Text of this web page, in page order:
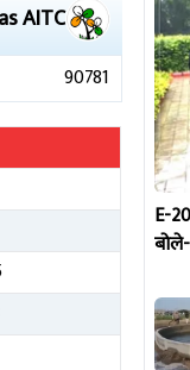
AITC
90781
E-